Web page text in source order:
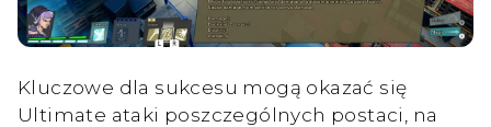
Kluczowe dla sukcesu mogą okazać się
Ultimate ataki poszczególnych postaci, na